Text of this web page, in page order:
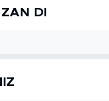
DI